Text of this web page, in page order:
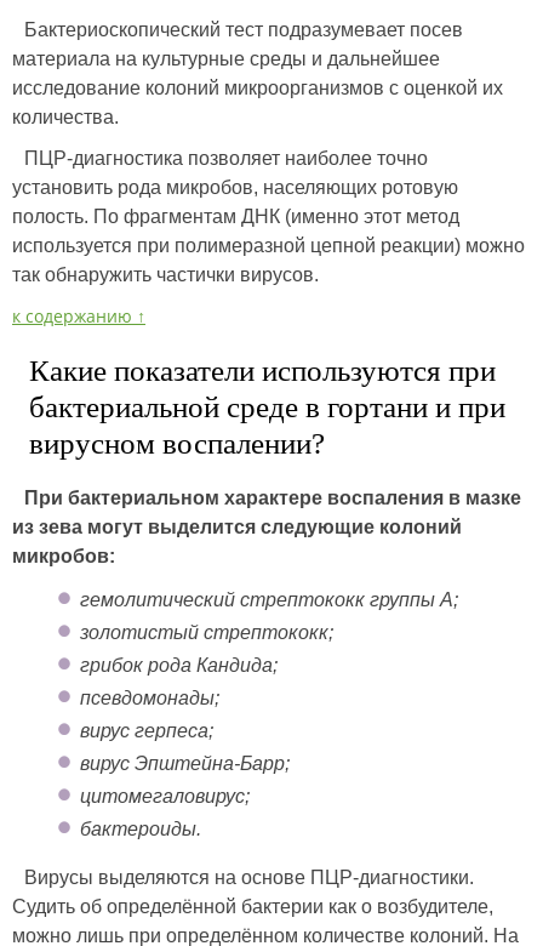
Бактериоскопический тест подразумевает посев
материала на культурные среды и дальнейшее
исследование колоний микроорганизмов с оценкой их
количества.
ПЦР-диагностика позволяет наиболее точно
установить рода микробов, населяющих ротовую
полость. По фрагментам ДНК (именно этот метод
используется при полимеразной цепной реакции) можно
так обнаружить частички вирусов.
к содержанию ↑
Какие показатели используются при
бактериальной среде в гортани и при
вирусном воспалении?
При бактериальном характере воспаления в мазке
из зева могут выделится следующие колоний
микробов:
гемолитический стрептококк группы А;
золотистый стрептококк;
грибок рода Кандида;
псевдомонады;
вирус герпеса;
вирус Эпштейна-Барр;
цитомегаловирус;
бактероиды.
Вирусы выделяются на основе ПЦР-диагностики.
Судить об определённой бактерии как о возбудителе,
можно лишь при определённом количестве колоний. На